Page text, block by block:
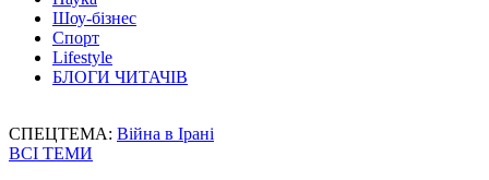
Шоу-бізнес
Спорт
Lifestyle
БЛОГИ ЧИТАЧІВ
СПЕЦТЕМА: Війна в Ірані
ВСІ ТЕМИ